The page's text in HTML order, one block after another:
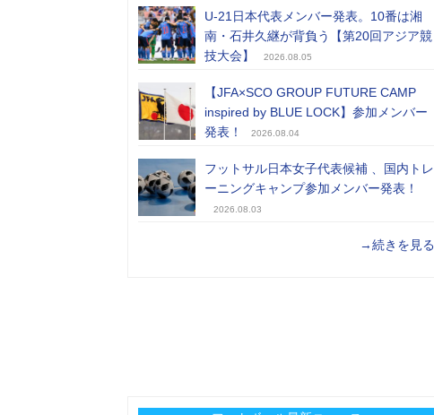
U-21日本代表メンバー発表。10番は湘
南・石井久継が背負う【第20回アジア競
技大会】
2026.08.05
【JFA×SCO GROUP FUTURE CAMP
inspired by BLUE LOCK】参加メンバー
発表！
2026.08.04
フットサル日本女子代表候補 、国内トレ
ーニングキャンプ参加メンバー発表！
2026.08.03
→続きを見る